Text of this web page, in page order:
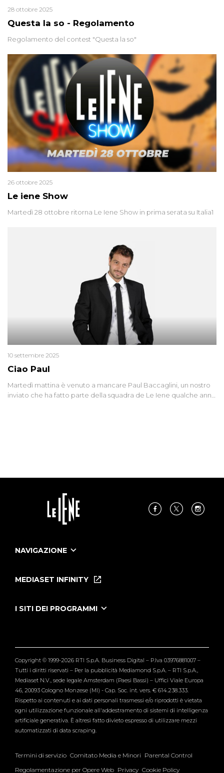
Questa la so - Regolamento
28 ottobre 2025
Regolamento del contest "Questa la so"
Le iene Show
26 ottobre 2025
Martedì 28 ottobre ritorna Le Iene Show in prima serata su Italia1
Ciao Paul
10 settembre 2025
Martedì mattina è venuto a mancare Paul Baccaglini, un nostro
inviato che ha fatto parte della squadra de Le Iene qualche anno
NAVIGAZIONE
Le Iene Presentano Inside
Tutti i servizi
MEDIASET INFINITY
I SITI DEI PROGRAMMI
Verissimo
Copyright © 1999-2026 RTI S.p.A. Business Digital – P.Iva 03976881007 –
Tutti i diritti riservati – Per la pubblicità Mediamond S.p.A. – RTI S.p.A.,
Mediaset N.V., sede legale Amsterdam (Paesi Bassi) – Uffici Viale Europa
46, 20093 Cologno Monzese (MI) - Cap. Soc. int. vers. € 614.238.333.
Rispetto ai contenuti e ai dati personali trasmessi e/o riprodotti è vietata
ogni utilizzazione funzionale all'addestramento di sistemi di intelligenza
artificiale generativa. È altresì fatto divieto espresso di utilizzare mezzi
automatizzati di data scraping.
Termini di servizio Comitato Media e Minori Parental Control
Regolamentazione per Opere Web Privacy Cookie Policy